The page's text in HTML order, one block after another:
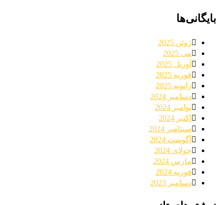
بایگانی‌ها
ژوئن 2025
می 2025
آوریل 2025
فوریه 2025
ژانویه 2025
دسامبر 2024
نوامبر 2024
اکتبر 2024
سپتامبر 2024
آگوست 2024
جولای 2024
مارس 2024
فوریه 2024
دسامبر 2023